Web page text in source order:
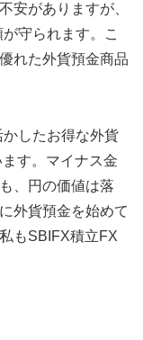
安がありますが、
守られます。こ
れた外貨預金商品
したお得な外貨
す。マイナス金
、円の価値は落
外貨預金を始めて
もSBIFX積立FX